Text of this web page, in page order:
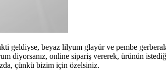
geldiyse, beyaz lilyum glayür ve pembe
diyorsanız, online sipariş vererek, ürünün
çünkü bizim için özelsiniz.